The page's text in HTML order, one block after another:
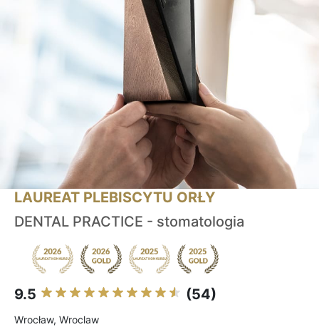
LAUREAT PLEBISCYTU ORŁY
DENTAL PRACTICE - stomatologia
9.5 (54)
Wrocław, Wroclaw